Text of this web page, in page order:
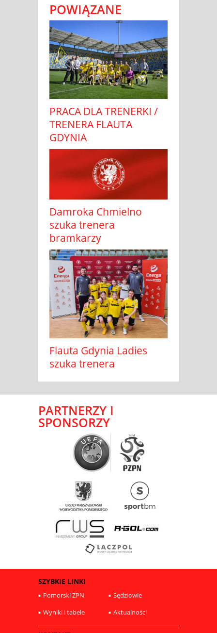
POWIĄZANE
PRACA DLA TRENERKI /
TRENERA FLAUTA
GDYNIA
Damroka Chmielno
szuka trenera
bramkarzy
Flauta Gdynia Ladies
szuka trenera
PARTNERZY I
SPONSORZY
SZYBKIE LINKI
Pomorski ZPN
Sędziowie
Wyniki i tabele
Aktualności